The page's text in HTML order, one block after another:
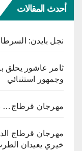
أحدث المقالات
نجل بايدن:
ثامر عاشور يحلق
وجمهور استثنائي
مهرجان قرطاج…
خيري يعيدان